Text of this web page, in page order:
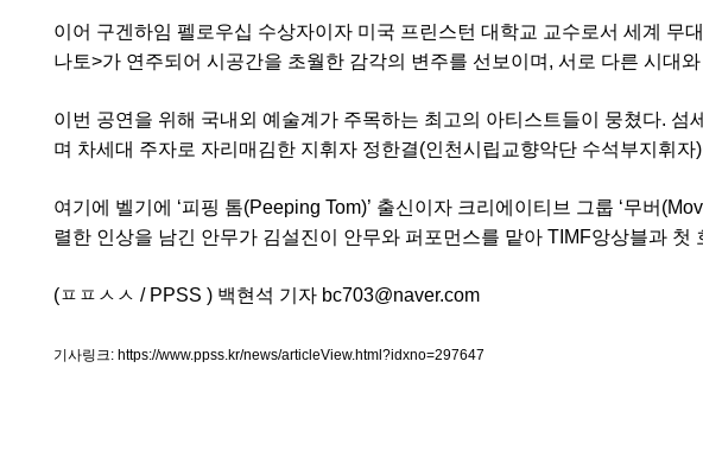
이어 구겐하임 펠로우십 수상자이자 미국 프린스턴 대학교 교수로서 세계 무
나토>가 연주되어 시공간을 초월한 감각의 변주를 선보이며, 서로 다른 시대
이번 공연을 위해 국내외 예술계가 주목하는 최고의 아티스트들이 뭉쳤다.
며 차세대 주자로 자리매김한 지휘자 정한결(인천시립교향악단 수석부지휘자
여기에 벨기에 ‘피핑 톰(Peeping Tom)’ 출신이자 크리에이티브 그룹 ‘무버
렬한 인상을 남긴 안무가 김설진이 안무와 퍼포먼스를 맡아 TIMF앙상블과 첫
(ㅍㅍㅅㅅ / PPSS ) 백현석 기자 bc703@naver.com
기사링크: https://www.ppss.kr/news/articleView.html?idxno=297647